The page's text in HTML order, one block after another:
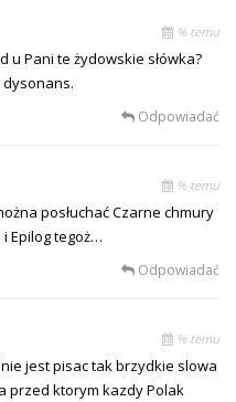
% temu
u Pani te żydowskie słówka?
Odpowiadać
% temu
posłuchać Czarne chmury
Epilog tegoż…
Odpowiadać
% temu
jest pisac tak brzydkie slowa
przed ktorym kazdy Polak